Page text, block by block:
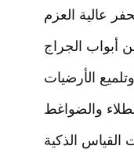
عالية العزم
أبواب الجراج
الأرضيات
والضواغط
القياس الذكية